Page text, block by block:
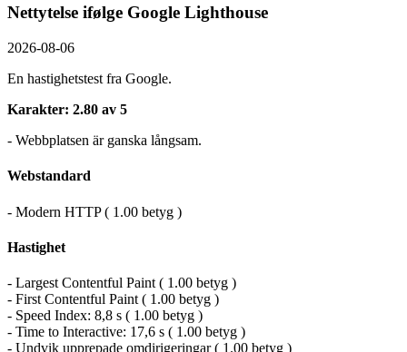
Nettytelse ifølge Google Lighthouse
2026-08-06
En hastighetstest fra Google.
Karakter: 2.80 av 5
- Webbplatsen är ganska långsam.
Webstandard
- Modern HTTP ( 1.00 betyg )
Hastighet
- Largest Contentful Paint ( 1.00 betyg )
- First Contentful Paint ( 1.00 betyg )
- Speed Index: 8,8 s ( 1.00 betyg )
- Time to Interactive: 17,6 s ( 1.00 betyg )
- Undvik upprepade omdirigeringar ( 1.00 betyg )